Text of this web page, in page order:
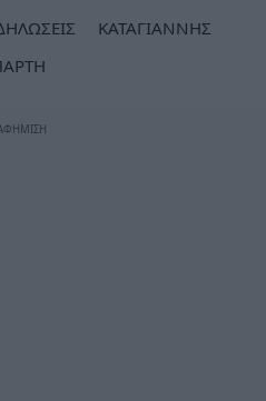
ΚΑΤΑΓΙΑΝΝΗΣ